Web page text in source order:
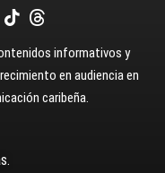
informativos y
en audiencia en
caribeña.